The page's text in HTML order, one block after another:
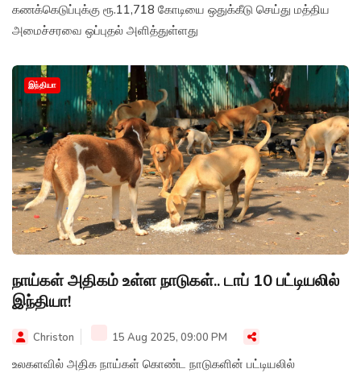
கணக்கெடுப்புக்கு ரூ.11,718 கோடியை ஒதுக்கீடு செய்து மத்திய
அமைச்சரவை ஒப்புதல் அளித்துள்ளது
இந்தியா
நாய்கள் அதிகம் உள்ள நாடுகள்.. டாப் 10 பட்டியலில்
இந்தியா!
Christon 15 Aug 2025, 09:00 PM
உலகளவில் அதிக நாய்கள் கொண்ட நாடுகளின் பட்டியலில்